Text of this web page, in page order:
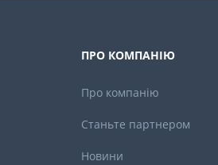
ПРО КОМПАНІЮ
Про компанію
Станьте партнером
Новини